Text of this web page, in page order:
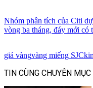
Nhóm phân tích của Citi
vòng ba tháng, đáy mới có
giá vàngvàng miếng SJC
TIN CÙNG CHUYÊN MỤC